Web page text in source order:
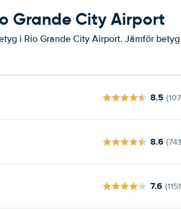
Grande City Airport
i Rio Grande City Airport. Jämför
8.5
8.6
7.6